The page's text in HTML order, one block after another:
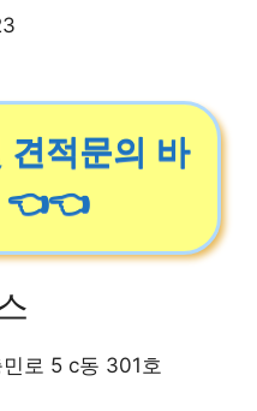
견적문의 바
👈👈
로 5 c동 301호